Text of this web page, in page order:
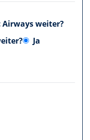
weiter?
Ja